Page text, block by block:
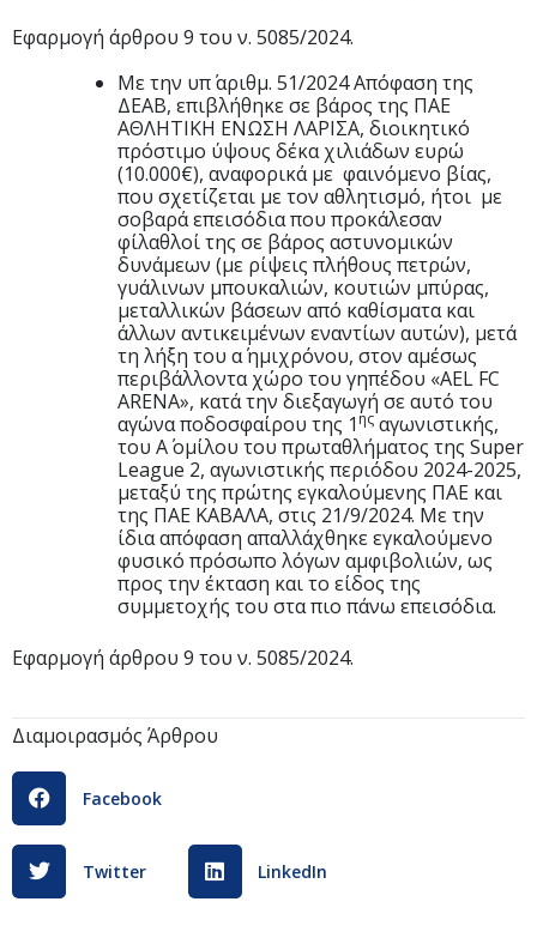
Εφαρμογή άρθρου 9 του ν. 5085/2024.
Με την υπ΄ αριθμ. 51/2024 Απόφαση της
ΔΕΑΒ, επιβλήθηκε σε βάρος της ΠΑΕ
ΑΘΛΗΤΙΚΗ ΕΝΩΣΗ ΛΑΡΙΣΑ, διοικητικό
πρόστιμο ύψους δέκα χιλιάδων ευρώ
(10.000€), αναφορικά με φαινόμενο βίας,
που σχετίζεται με τον αθλητισμό, ήτοι με
σοβαρά επεισόδια που προκάλεσαν
φίλαθλοί της σε βάρος αστυνομικών
δυνάμεων (με ρίψεις πλήθους πετρών,
γυάλινων μπουκαλιών, κουτιών μπύρας,
μεταλλικών βάσεων από καθίσματα και
άλλων αντικειμένων εναντίων αυτών), μετά
τη λήξη του α΄ ημιχρόνου, στον αμέσως
περιβάλλοντα χώρο του γηπέδου «AEL FC
ARENA», κατά την διεξαγωγή σε αυτό του
αγώνα ποδοσφαίρου της 1 ης αγωνιστικής,
του Α΄ ομίλου του πρωταθλήματος της Super
League 2, αγωνιστικής περιόδου 2024-2025,
μεταξύ της πρώτης εγκαλούμενης ΠΑΕ και
της ΠΑΕ ΚΑΒΑΛΑ, στις 21/9/2024. Με την
ίδια απόφαση απαλλάχθηκε εγκαλούμενο
φυσικό πρόσωπο λόγων αμφιβολιών, ως
προς την έκταση και το είδος της
συμμετοχής του στα πιο πάνω επεισόδια.
Εφαρμογή άρθρου 9 του ν. 5085/2024.
Διαμοιρασμός Άρθρου
Facebook
Twitter LinkedIn